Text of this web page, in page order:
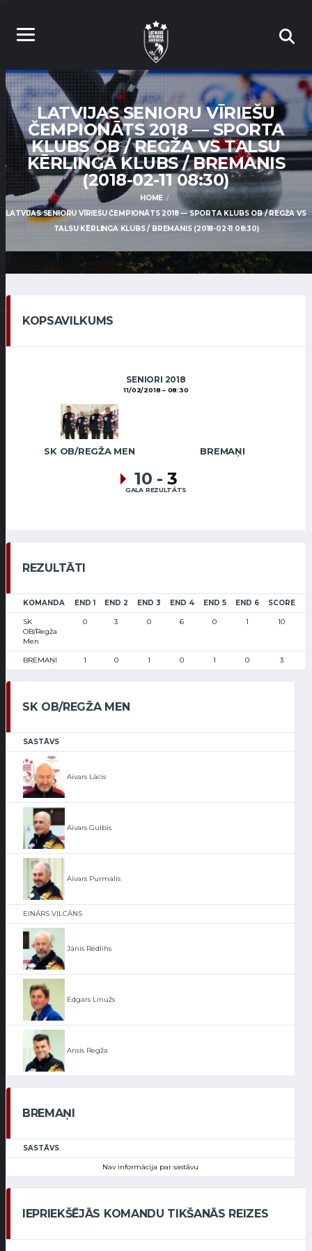
LATVIJAS SENIORU VĪRIEŠU
ČEMPIONĀTS 2018 — SPORTA
KLUBS OB / REGŽA VS TALSU
KĒRLINGA KLUBS / BREMANIS
(2018-02-11 08:30)
HOME
LATVIJAS SENIORU VĪRIEŠU ČEMPIONĀTS 2018 — SPORTA KLUBS OB / REGŽA VS
TALSU KĒRLINGA KLUBS / BREMANIS (2018-02-11 08:30)
KOPSAVILKUMS
SENIORI 2018
11/02/2018 08:30
SK OB/REGŽA MEN BREMAŅI
10 - 3
GALA REZULTĀTS
REZULTĀTI
KOMANDA END 1 END 2 END 3 END 4 END 5 END 6 SCORE
SK
OB/Regža
Men
0 3 0 6 0 1 10
BREMAŅI 1 0 1 0 1 0 3
SK OB/REGŽA MEN
SASTĀVS
Aivars Lācis
Aivars Gulbis
Aivars Purmalis
EINĀRS VILCĀNS
Jānis Rēdlihs
Edgars Linužs
Ansis Regža
BREMAŅI
SASTĀVS
Nav informācija par sastāvu
IEPRIEKŠĒJĀS KOMANDU TIKŠANĀS REIZES